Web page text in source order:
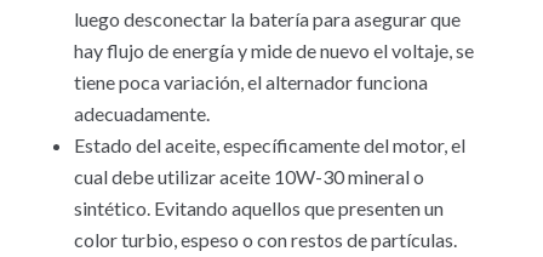
luego desconectar la batería para asegurar que
hay flujo de energía y mide de nuevo el voltaje, se
tiene poca variación, el alternador funciona
adecuadamente.
Estado del aceite, específicamente del motor, el
cual debe utilizar aceite 10W-30 mineral o
sintético. Evitando aquellos que presenten un
color turbio, espeso o con restos de partículas.